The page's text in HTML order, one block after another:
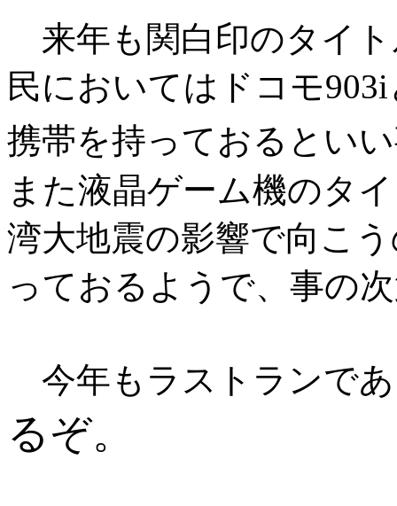
来年も関白印のタイ
民においてはドコモ
携帯を持っておるとい
また液晶ゲーム機のタ
湾大地震の影響で向こ
っておるようで、事の
今年もラストランで
るぞ。